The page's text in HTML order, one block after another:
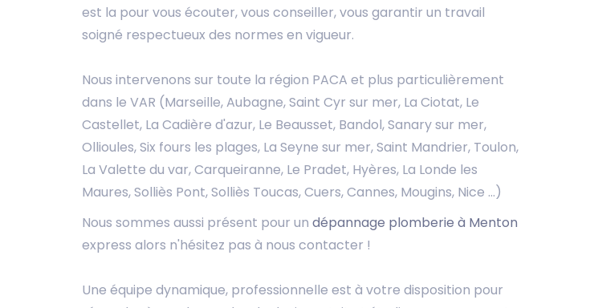
est la pour vous écouter, vous conseiller, vous garantir un travail
soigné respectueux des normes en vigueur.
Nous intervenons sur toute la région PACA et plus particulièrement
dans le VAR (Marseille, Aubagne, Saint Cyr sur mer, La Ciotat, Le
Castellet, La Cadière d'azur, Le Beausset, Bandol, Sanary sur mer,
Ollioules, Six fours les plages, La Seyne sur mer, Saint Mandrier, Toulon,
La Valette du var, Carqueiranne, Le Pradet, Hyères, La Londe les
Maures, Solliès Pont, Solliès Toucas, Cuers, Cannes, Mougins, Nice ...)
Nous sommes aussi présent pour un dépannage plomberie à Menton
express alors n'hésitez pas à nous contacter !
Une équipe dynamique, professionnelle est à votre disposition pour